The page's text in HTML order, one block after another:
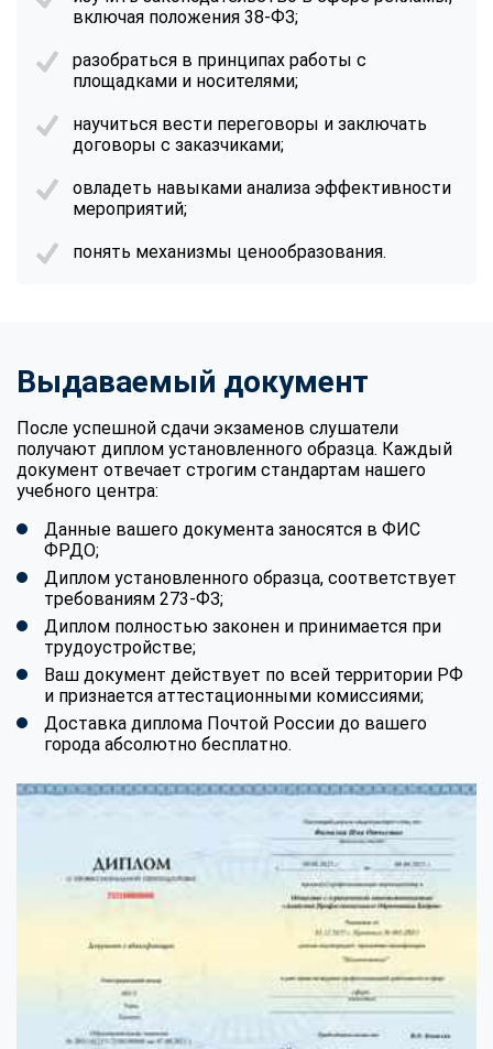
включая положения 38-ФЗ;
разобраться в принципах работы с
площадками и носителями;
научиться вести переговоры и заключать
договоры с заказчиками;
овладеть навыками анализа эффективности
мероприятий;
понять механизмы ценообразования.
Выдаваемый документ
После успешной сдачи экзаменов слушатели
получают диплом установленного образца. Каждый
документ отвечает строгим стандартам нашего
учебного центра:
Данные вашего документа заносятся в ФИС
ФРДО;
Диплом установленного образца, соответствует
требованиям 273-ФЗ;
Диплом полностью законен и принимается при
трудоустройстве;
Ваш документ действует по всей территории РФ
и признается аттестационными комиссиями;
Доставка диплома Почтой России до вашего
города абсолютно бесплатно.